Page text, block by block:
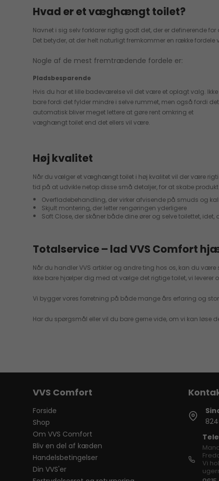
Hvad er et væghængt toilet?
Navnet i sig selv forklarer rigtig godt det, der er definerende
Det betyder, at der helt naturligt fremkommer en række
Nogle af de mest fremtrædende fordele er:
Pladsbesparende
Hvis du har et lille badeværelse vil det være et oplagt valg. Ikke
bare fordi det fylder mindre i selve rummet, men også fordi det
automatisk bliver meget lettere at gøre rent omkring et
væghængt toilet end det ellers vil være.
Høj kvalitet
Når du vælger et væghængt toilet i høj kvalitet vil der være
tid på at udvikle netop disse små detaljer, for at skabe
Overfladebehandling, der virker afvisende på smuds og
Skjult montering, der letter rengøringen yderligere
Soft Close, der skåner både dine ører og selve toilettet,
Totalservice – lad VVS Comfort
Når du handler VVS artikler og andre ting hos os, kan du være
ikke bare hjælper dig med at vælge det rigtige toilet, vi
Vi bygger vores forretning på både mange års erfaring og
Har du spørgsmål eller vil du bare gerne vide, om vi kan løse
VVS Comfort
Forside
Shop
Om VVS Comfort
Bliv en del af kæden
Handelsbetingelser
Din VVS'er
Vi